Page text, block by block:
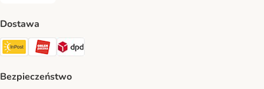
Dostawa
Paczkomat® Shipping Method
ORLEN Paczka Shipping Method
DPD Shipping Method
Bezpieczeństwo